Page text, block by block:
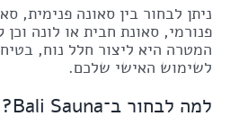
ניתן לבחור בין סאונה פנימית,
פנורמי, סאונת חבית או לונה
המטרה היא ליצור חלל נוח,
לשימוש האישי שלכם.
למה לבחור ב־Bali Sauna?